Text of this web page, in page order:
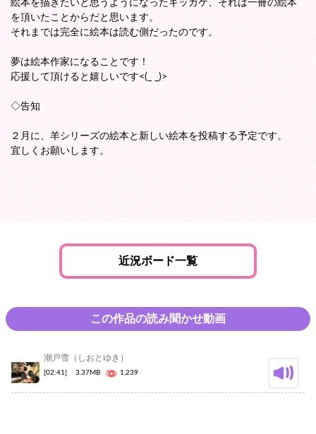
絵本を描きたいと思うようになったキッカケ、それは一冊の絵本
を頂いたことからだと思います。
それまでは完全に絵本は読む側だったのです。
夢は絵本作家になることです！
応援して頂けると嬉しいです<(_ _)>
◇告知
２月に、羊シリーズの絵本と新しい絵本を投稿する予定です。
宜しくお願いします。
近況ボード一覧
この作品の読み聞かせ動画
潮戸雪（しおとゆき）
[02:41] 3.37MB 1,239